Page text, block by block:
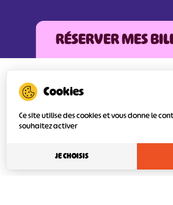
RÉSERVER MES
l’Europe au titre du FEDER (Fonds Européen de
l’amélioration et la structuration des services
d’orienter au mieux le visiteur.
Ce site utilise des cookies et vous donne le
souhaitez activer
JE CHOISIS